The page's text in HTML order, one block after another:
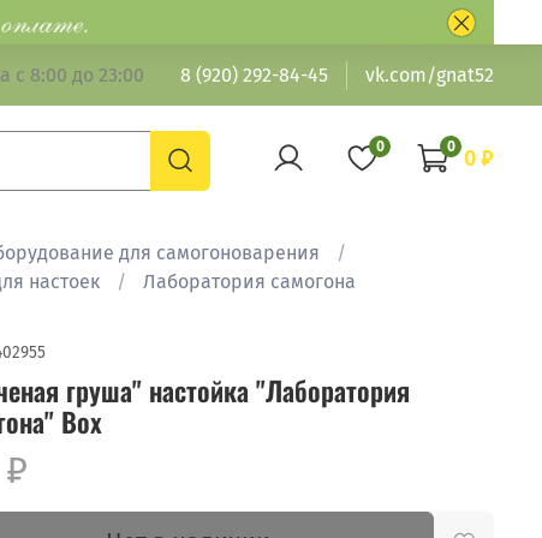
с 8:00 до 23:00 8 (920) 292-84-45 vk.com/gnat52
0 0 0 ₽
для самогоноварения
настоек Лаборатория самогона
груша" настойка "Лаборатория
Box